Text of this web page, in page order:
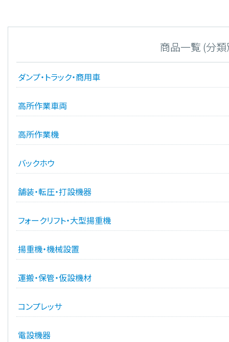
商品一覧 (分
ダンプ・トラック・商用車
高所作業車両
高所作業機
バックホウ
舗装・転圧・打設機器
フォークリフト・大型揚重機
揚重機・機械設置
運搬・保管・仮設機材
コンプレッサ
電設機器